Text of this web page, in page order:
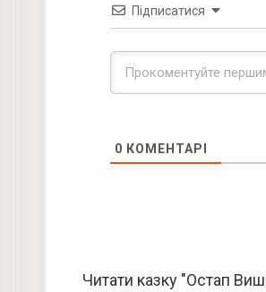
Підписатися
0 КОМЕНТАРІ
Читати казку "Остап